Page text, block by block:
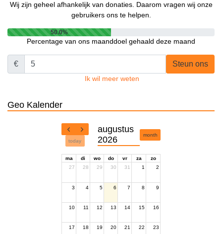
Wij zijn geheel afhankelijk van donaties. Daarom vragen wij onze
gebruikers ons te helpen.
50.0%
Percentage van ons maanddoel gehaald deze maand
€ Steun ons
Ik wil meer weten
Geo Kalender
today
augustus
2026
month
ma di wo do vr za
zo
27
28 29 30 31 1 2
3 4 5 6 7 8 9
10 11 12 13 14 15 16
17 18 19 20 21 22 23